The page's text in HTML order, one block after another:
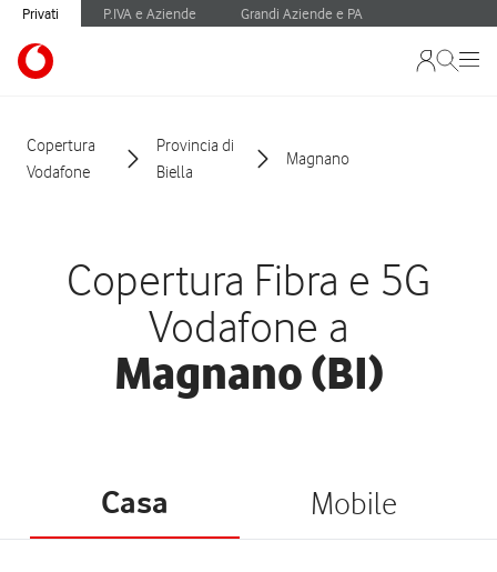
Privati P.IVA e Aziende Grandi Aziende e PA
Copertura
Vodafone
Provincia di
Biella
Magnano
Copertura Fibra e 5G
Vodafone a
Magnano (BI)
Casa Mobile